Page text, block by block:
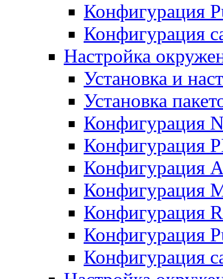
Конфигурация
Конфигурация
Настройка
Установка и
Установка
Конфигурация
Конфигурация
Конфигурация
Конфигурация
Конфигурация
Конфигурация
Конфигурация